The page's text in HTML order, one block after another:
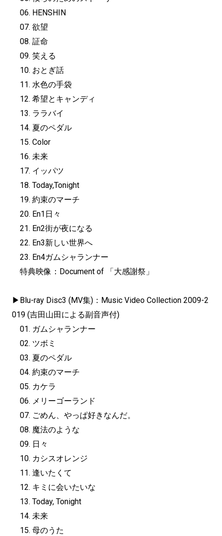
06. HENSHIN
07. 欲望
08. 証命
09. 笑える
10. おとぎ話
11. 水色の手袋
12. 希望とキャンディ
13. ララバイ
14. 夏のペダル
15. Color
16. 未来
17. イッパツ
18. Today,Tonight
19. 約束のマーチ
20. En1日々
21. En2街が夜になる
22. En3新しい世界へ
23. En4ガムシャランナー
特典映像：Document of 「大感謝祭」
▶︎Blu-ray Disc3 (MV集)：Music Video Collection 2009-2
019 (吉田山田による副音声付)
01. ガムシャランナー
02. ツボミ
03. 夏のペダル
04. 約束のマーチ
05. カケラ
06. メリーゴーランド
07. ごめん、やっぱ好きなんだ。
08. 魔法のような
09. 日々
10. カシスオレンジ
11. 逢いたくて
12. キミに会いたいな
13. Today, Tonight
14. 未来
15. 母のうた